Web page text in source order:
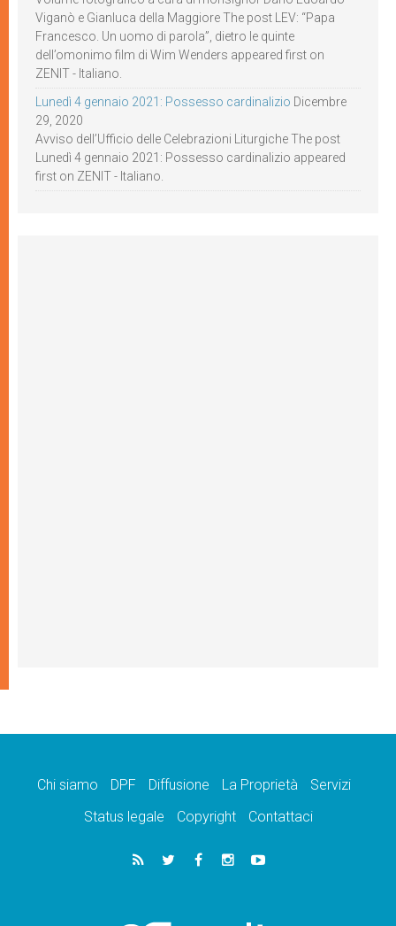
Viganò e Gianluca della Maggiore The post LEV: “Papa
Francesco. Un uomo di parola”, dietro le quinte
dell’omonimo film di Wim Wenders appeared first on
ZENIT - Italiano.
Lunedì 4 gennaio 2021: Possesso cardinalizio Dicembre
29, 2020
Avviso dell’Ufficio delle Celebrazioni Liturgiche The post
Lunedì 4 gennaio 2021: Possesso cardinalizio appeared
first on ZENIT - Italiano.
Chi siamo DPF Diffusione La Proprietà
Servizi
Status legale
Copyright Contattaci